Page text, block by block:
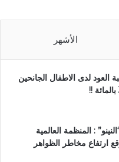
الأشهر
لدى الاطفال الجانحين
: المنظمة العالمية
ارتفاع مخاطر الظواهر